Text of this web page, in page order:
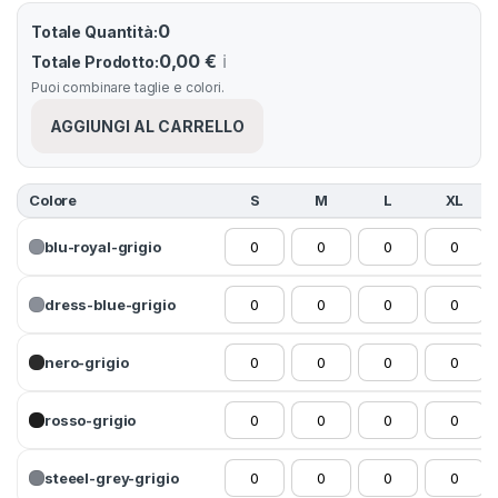
Totale Quantità:0
Totale Prodotto:0,00 € ℹ️
Puoi combinare taglie e colori.
AGGIUNGI AL CARRELLO
Colore S M L XL
blu-royal-grigio
dress-blue-grigio
nero-grigio
rosso-grigio
steeel-grey-grigio